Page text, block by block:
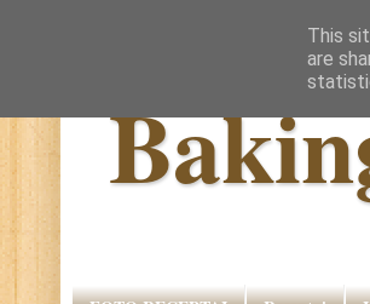
This
are